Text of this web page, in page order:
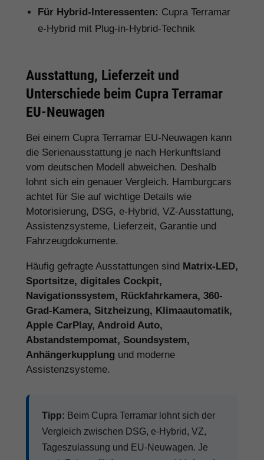
Für Hybrid-Interessenten: Cupra Terramar
e-Hybrid mit Plug-in-Hybrid-Technik
Ausstattung, Lieferzeit und
Unterschiede beim Cupra Terramar
EU-Neuwagen
Bei einem Cupra Terramar EU-Neuwagen kann
die Serienausstattung je nach Herkunftsland
vom deutschen Modell abweichen. Deshalb
lohnt sich ein genauer Vergleich. Hamburgcars
achtet für Sie auf wichtige Details wie
Motorisierung, DSG, e-Hybrid, VZ-Ausstattung,
Assistenzsysteme, Lieferzeit, Garantie und
Fahrzeugdokumente.
Häufig gefragte Ausstattungen sind Matrix-LED,
Sportsitze, digitales Cockpit,
Navigationssystem, Rückfahrkamera, 360-
Grad-Kamera, Sitzheizung, Klimaautomatik,
Apple CarPlay, Android Auto,
Abstandstempomat, Soundsystem,
Anhängerkupplung und moderne
Assistenzsysteme.
Tipp: Beim Cupra Terramar lohnt sich der
Vergleich zwischen DSG, e-Hybrid, VZ,
Tageszulassung und EU-Neuwagen. Je